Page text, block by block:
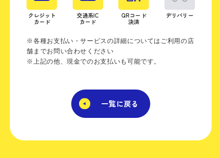
クレジット
カード
交通系IC
カード
QRコード
決済
デリバリー
※各種お支払い・サービスの詳細についてはご利用の店
舗までお問い合わせください
※上記の他、現金でのお支払いも可能です。
一覧に戻る